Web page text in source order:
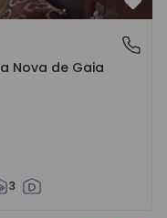
de Gaia
Nova de Gaia
3